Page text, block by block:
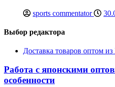
sports commentator
Выбор редактора
Доставка товаров оптом из
Работа с японскими
особенности